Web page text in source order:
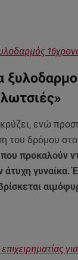
ενώ
του δρόμου
που προκαλούν
γυναίκα.